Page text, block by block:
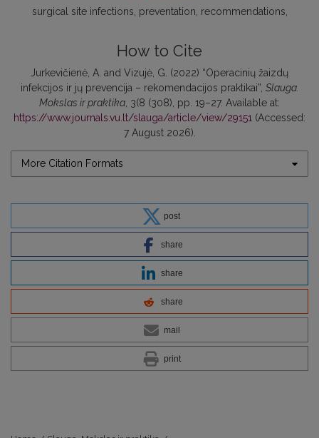
surgical site infections preventation recommendations
How to Cite
Jurkevičienė, A. and Vizujė, G. (2022) “Operacinių žaizdų
infekcijos ir jų prevencija – rekomendacijos praktikai”, Slauga.
Mokslas ir praktika, 3(8 (308), pp. 19–27. Available at:
https://www.journals.vu.lt/slauga/article/view/29151 (Accessed:
7 August 2026).
More Citation Formats
post
share
share
share
mail
print